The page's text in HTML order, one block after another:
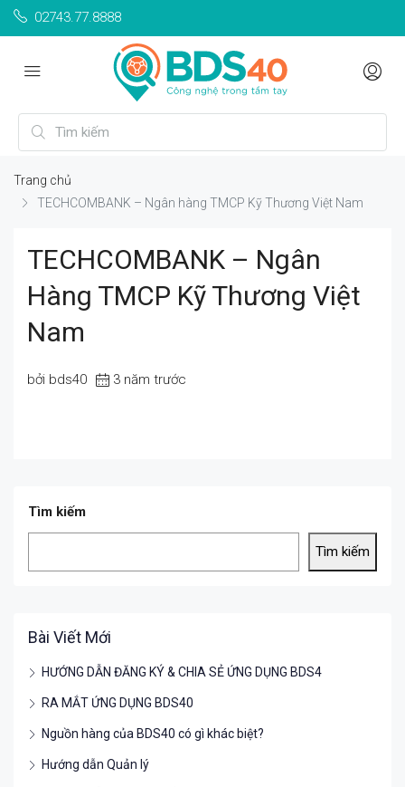
02743.77.8888
Trang chủ
TECHCOMBANK – Ngân hàng TMCP Kỹ Thương Việt Nam
TECHCOMBANK – Ngân
Hàng TMCP Kỹ Thương Việt
Nam
bởi bds40 3 năm trước
Tìm kiếm
Tìm kiếm
Bài Viết Mới
HƯỚNG DẪN ĐĂNG KÝ & CHIA SẺ ỨNG DỤNG BDS4
RA MẮT ỨNG DỤNG BDS40
Nguồn hàng của BDS40 có gì khác biệt?
Hướng dẫn Quản lý